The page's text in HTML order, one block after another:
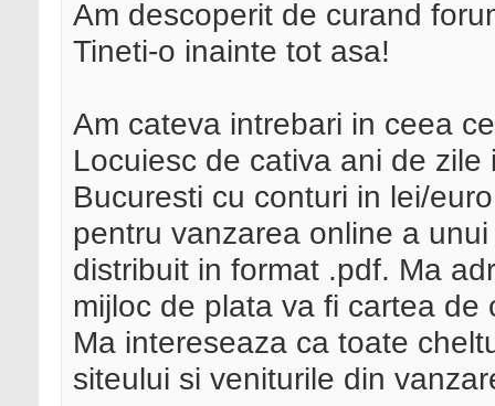
Am descoperit de curand
Tineti-o inainte tot asa!
Am cateva intrebari in ceea
Locuiesc de cativa ani de
Bucuresti cu conturi in lei/
pentru vanzarea online a
distribuit in format .pdf. Ma
mijloc de plata va fi cartea de
Ma intereseaza ca toate
siteului si veniturile din